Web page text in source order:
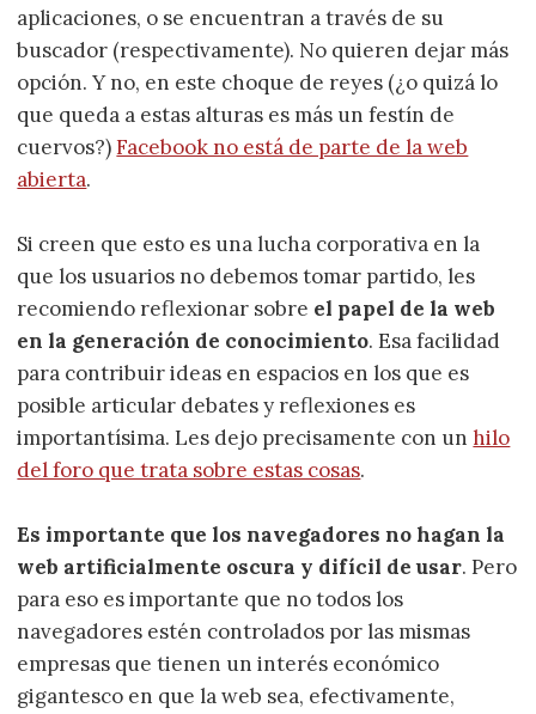
aplicaciones, o se encuentran a través de su
buscador (respectivamente). No quieren dejar más
opción. Y no, en este choque de reyes (¿o quizá lo
que queda a estas alturas es más un festín de
cuervos?)Facebook no está de parte de la web
abierta.
Si creen que esto es una lucha corporativa en la
que los usuarios no debemos tomar partido, les
recomiendo reflexionar sobre el papel de la web
en la generación de conocimiento. Esa facilidad
para contribuir ideas en espacios en los que es
posible articular debates y reflexiones es
importantísima. Les dejo precisamente con unhilo
del foro que trata sobre estas cosas.
Es importante que los navegadores no hagan la
web artificialmente oscura y difícil de usar. Pero
para eso es importante que no todos los
navegadores estén controlados por las mismas
empresas que tienen un interés económico
gigantesco en que la web sea, efectivamente,